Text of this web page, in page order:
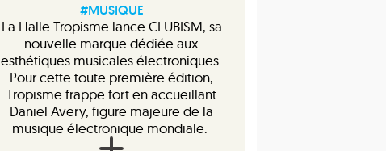
#MUSIQUE
La Halle Tropisme lance CLUBISM, sa
nouvelle marque dédiée aux
esthétiques musicales électroniques.
Pour cette toute première édition,
Tropisme frappe fort en accueillant
Daniel Avery, figure majeure de la
musique électronique mondiale.